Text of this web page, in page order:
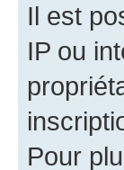
Il est
IP ou
Pour